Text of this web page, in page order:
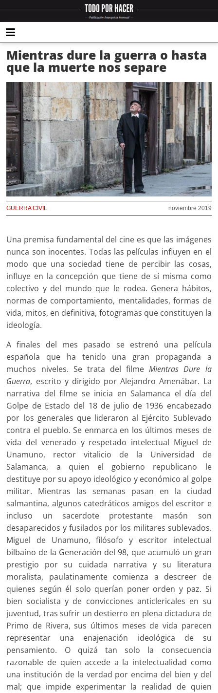
Mientras dure la guerra o hasta
que la muerte nos separe
noviembre 2019
GUERRA CIVIL
Una premisa fundamental del cine es que las imágenes
nunca son inocentes. Todas las películas influyen en el
modo que una sociedad tiene de percibir las cosas,
influye en la concepción que tiene de sí misma como
colectivo y del mundo que le rodea. Genera hábitos,
normas de comportamiento, mentalidades, formas de
vida, mitos, en definitiva, fotogramas que constituyen la
ideología.
A finales del mes pasado se estrenó una película
española que ha tenido una gran propaganda a
muchos niveles. Se trata del filmeMientras Dure la
Guerra, escrito y dirigido por Alejandro Amenábar. La
narrativa del filme se inicia en Salamanca el día del
Golpe de Estado del 18 de julio de 1936 encabezado
por los generales que lideraron al Ejército Sublevado
contra el pueblo. Se enmarca en los últimos meses de
vida del venerado y respetado intelectual Miguel de
Unamuno, rector vitalicio de la Universidad de
Salamanca, a quien el gobierno republicano le
destituye por su apoyo ideológico y económico al golpe
militar. Mientras las semanas pasan en la ciudad
salmantina, algunos catedráticos amigos del escritor e
incluso un sacerdote protestante masón son
desaparecidos y fusilados por los militares sublevados.
Miguel de Unamuno, filósofo y escritor intelectual
bilbaíno de la Generación del 98, que acumuló un gran
prestigio por su cuidada narrativa y su literatura
moralista, paulatinamente comienza a descreer de
quienes según él solo querían poner orden y paz. Si
bien socialista y de convicciones anticlericales en su
juventud, tras sufrir un destierro en plena dictadura de
Primo de Rivera, sus últimos meses de vida parecen
representar una enajenación ideológica de su
pensamiento. O quizá tan solo la consecuencia
razonable de quien accede a la intelectualidad como
una institución de la verdad por encima del bien y del
mal; que impide experimentar la realidad de quien